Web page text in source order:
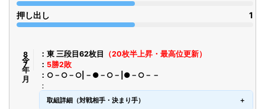
押し出し 1
令8年7月 東 三段目62枚目
（20枚半上昇・最高位更新）
5勝2敗
○－○－○|－●－○－|●－○－－
取組詳細（対戦相手・決まり手）